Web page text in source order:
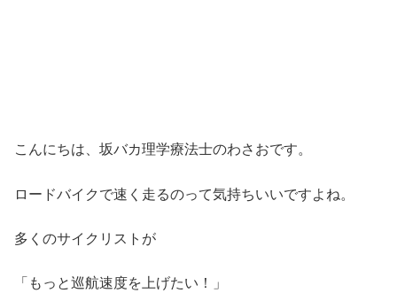
こんにちは、坂バカ理学療法士のわさおです。
ロードバイクで速く走るのって気持ちいいですよね。
多くのサイクリストが
「もっと巡航速度を上げたい！」